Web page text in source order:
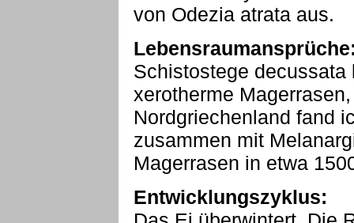
von Odezia atrata aus.
Schistostege
xerotherme
Nordgriechenland fand
zusammen mit
Magerrasen in etwa
Entwicklungszyklus: